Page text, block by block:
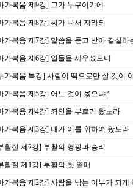
가복음 제9강] 그가 누구이기에
가복음 제8강] 씨가 나서 자라되
가복음 제7강] 말씀을 듣고 받아 결실하
가복음 제6강] 열둘을 세우셨으니
가복음 특강] 사람이 떡으로만 살 것이
가복음 제5강] 어느 것이 옳으냐?
가복음 제4강] 죄인을 부르러 왔노라
가복음 제3강] 내가 이를 위하여 왔노라
활절 제2강] 부활의 영광과 승리
활절 제1강] 부활의 첫 열매
가복음 제2강] 사람을 낚는 어부가 되게